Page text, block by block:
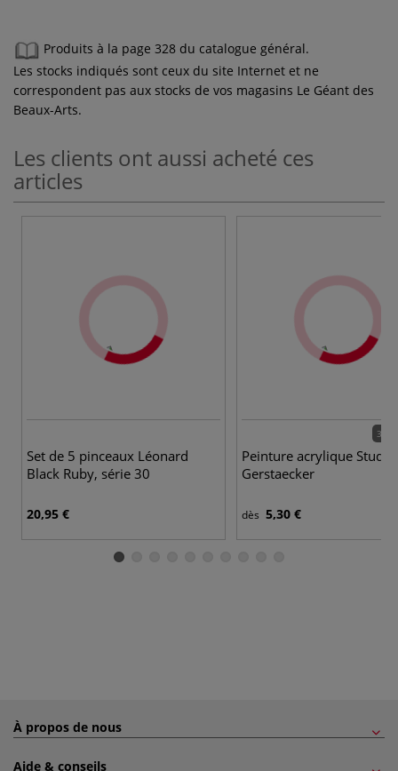
Produits à la page 328 du catalogue général.
Les stocks indiqués sont ceux du site Internet et ne
correspondent pas aux stocks de vos magasins Le Géant des
Beaux-Arts.
Les clients ont aussi acheté ces
articles
Set de 5 pinceaux Léonard
Black Ruby, série 30
20,95 €
32
Peinture acrylique
Gerstaecker
dès 5,30 €
À propos de nous
Aide & conseils